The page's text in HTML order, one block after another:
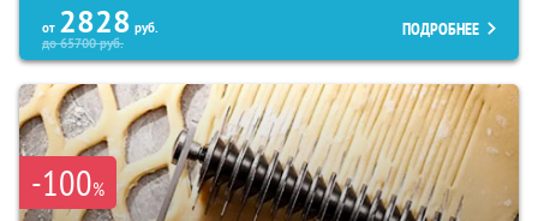
от 2828 руб.
до65700руб.
ПОДРОБНЕЕ
-100%